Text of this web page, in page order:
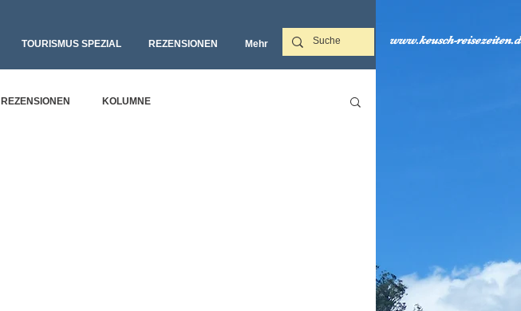
TOURISMUS SPEZIAL REZENSIONEN Mehr‎ www.keusch-
REZENSIONEN KOLUMNE